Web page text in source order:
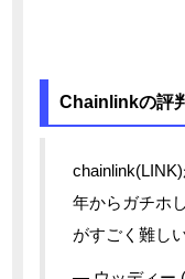
Chainlinkの評
年からガチホ
がすごく難し